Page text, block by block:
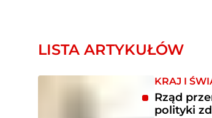
LISTA ARTYKUŁÓW
KRAJ I
Rząd
polityki